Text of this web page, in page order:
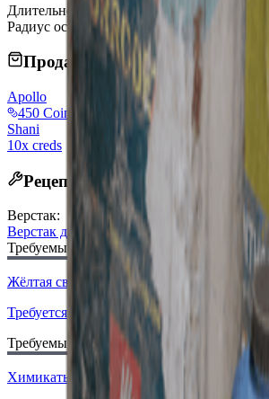
Длительность 40s
Радиус освещения 7m
Продается у торговцев
Apollo
450 Coins
Shani
10x creds
Рецепт крафта
Верстак:
Верстак для инструментов
Требуемый чертеж:
Жёлтая светящаяся палочка
Требуется
Требуемые материалы:
Химикаты